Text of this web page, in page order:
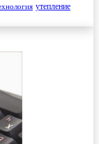
утепление